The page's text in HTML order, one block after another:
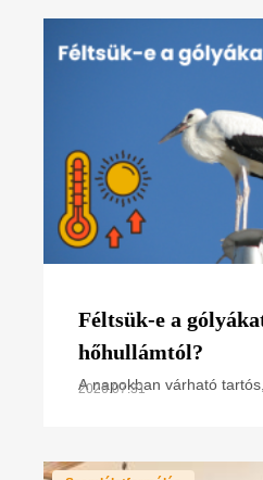
Féltsük-e a
hőhullámtól?
A napokban várható
2026.07.31